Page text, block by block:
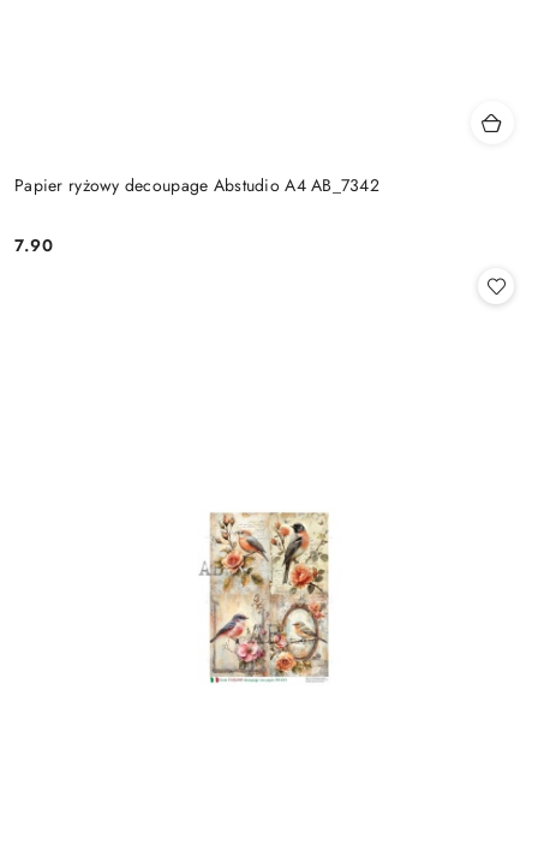
Papier ryżowy decoupage Abstudio A4 AB_7342
Cena:
7.90